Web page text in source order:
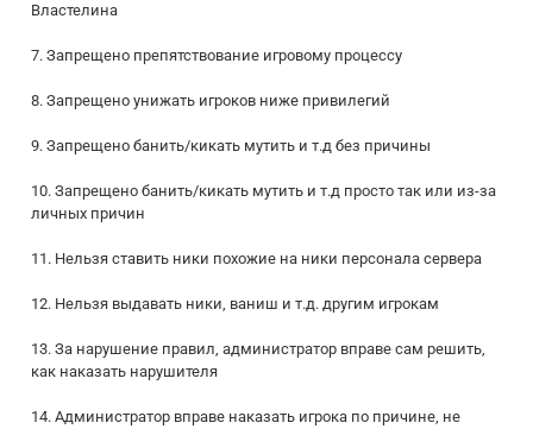
Властелина
7. Запрещено препятствование игровому процессу
8. Запрещено унижать игроков ниже привилегий
9. Запрещено банить/кикать мутить и т.д без причины
10. Запрещено банить/кикать мутить и т.д просто так или из-за
личных причин
11. Нельзя ставить ники похожие на ники персонала сервера
12. Нельзя выдавать ники, ваниш и т.д. другим игрокам
13. За нарушение правил, администратор вправе сам решить,
как наказать нарушителя
14. Администратор вправе наказать игрока по причине, не